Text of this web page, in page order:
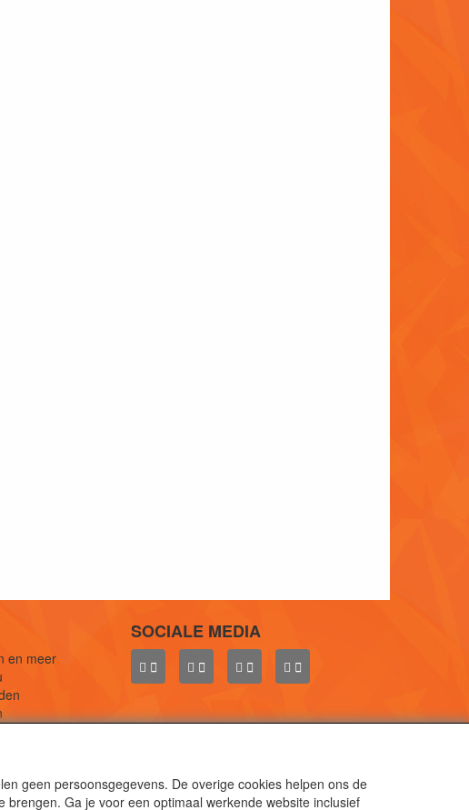
en meer
SOCIALE MEDIA
geen persoonsgegevens. De overige cookies helpen ons de
Ga je voor een optimaal werkende website inclusief